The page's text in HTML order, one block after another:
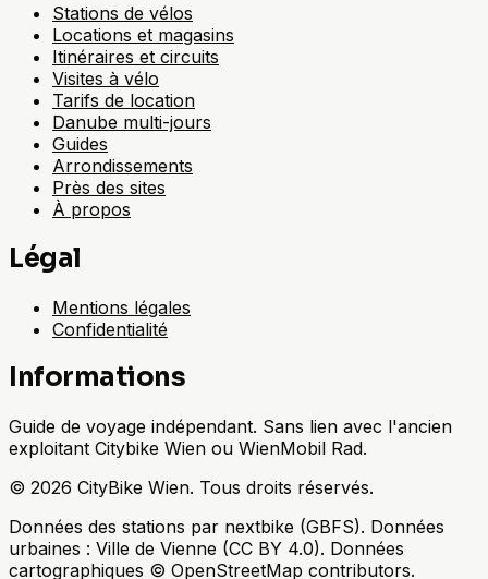
Stations de vélos
Locations et magasins
Itinéraires et circuits
Visites à vélo
Tarifs de location
Danube multi-jours
Guides
Arrondissements
Près des sites
À propos
Légal
Mentions légales
Confidentialité
Informations
Guide de voyage indépendant. Sans lien avec l'ancien
exploitant Citybike Wien ou WienMobil Rad.
© 2026 CityBike Wien. Tous droits réservés.
Données des stations par nextbike (GBFS). Données
urbaines : Ville de Vienne (CC BY 4.0). Données
cartographiques © OpenStreetMap contributors.